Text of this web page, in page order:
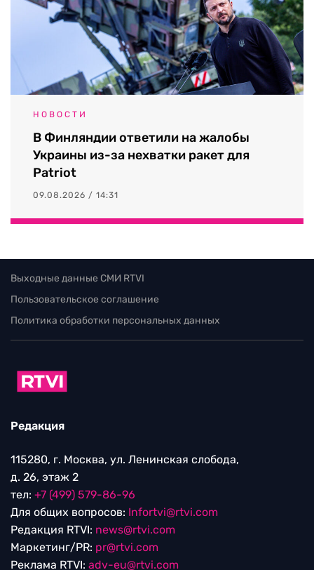
НОВОСТИ
В Финляндии ответили на жалобы
Украины из-за нехватки ракет для
Patriot
09.08.2026 / 14:31
Выходные данные СМИ RTVI
Пользовательское соглашение
Политика обработки персональных данных
Редакция
115280, г. Москва, ул. Ленинская слобода,
д. 26, этаж 2
тел: +7 (499) 579-86-96
Для общих вопросов: Infortvi@rtvi.com
Редакция RTVI: news@rtvi.com
Маркетинг/PR: pr@rtvi.com
Реклама RTVI: adv-eu@rtvi.com